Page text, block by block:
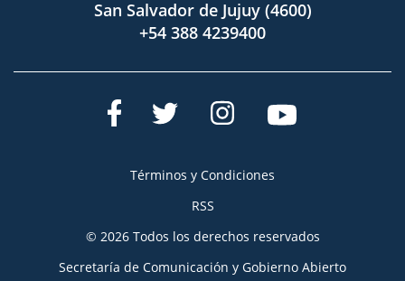
San Salvador de Jujuy (4600)
+54 388 4239400
Términos y Condiciones
RSS
© 2026 Todos los derechos reservados
Secretaría de Comunicación y Gobierno Abierto